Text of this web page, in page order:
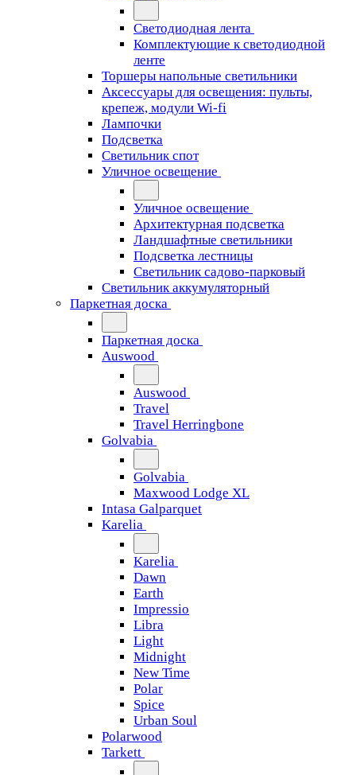
Светодиодная лента
Комплектующие к светодиодной
ленте
Торшеры напольные светильники
Аксессуары для освещения: пульты,
крепеж, модули Wi-fi
Лампочки
Подсветка
Светильник спот
Уличное освещение
Уличное освещение
Архитектурная подсветка
Ландшафтные светильники
Подсветка лестницы
Светильник садово-парковый
Светильник аккумуляторный
Паркетная доска
Паркетная доска
Auswood
Auswood
Travel
Travel Herringbone
Golvabia
Golvabia
Maxwood Lodge XL
Intasa Galparquet
Karelia
Karelia
Dawn
Earth
Impressio
Libra
Light
Midnight
New Time
Polar
Spice
Urban Soul
Polarwood
Tarkett